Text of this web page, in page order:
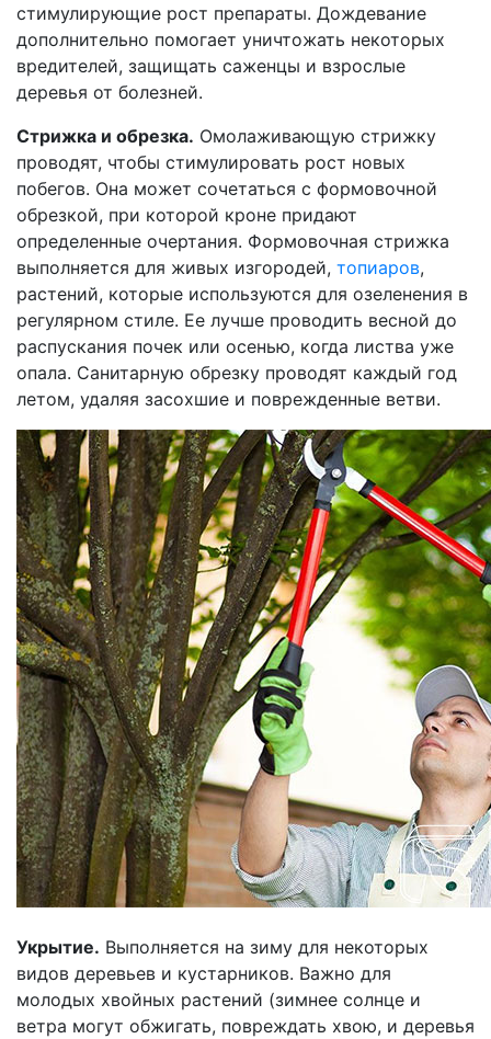
стимулирующие рост препараты. Дождевание
дополнительно помогает уничтожать некоторых
вредителей, защищать саженцы и взрослые
деревья от болезней.
Стрижка и обрезка. Омолаживающую стрижку
проводят, чтобы стимулировать рост новых
побегов. Она может сочетаться с формовочной
обрезкой, при которой кроне придают
определенные очертания. Формовочная стрижка
выполняется для живых изгородей, топиаров,
растений, которые используются для озеленения в
регулярном стиле. Ее лучше проводить весной до
распускания почек или осенью, когда листва уже
опала. Санитарную обрезку проводят каждый год
летом, удаляя засохшие и поврежденные ветви.
Укрытие. Выполняется на зиму для некоторых
видов деревьев и кустарников. Важно для
молодых хвойных растений (зимнее солнце и
ветра могут обжигать, повреждать хвою, и деревья